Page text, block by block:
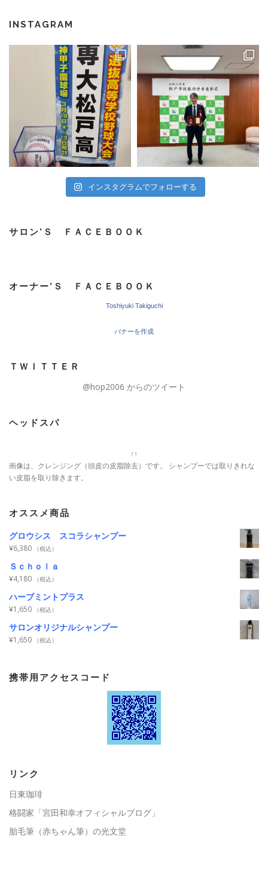
INSTAGRAM
インスタグラムでフォローする
サロン’Ｓ ＦＡＣＥＢＯＯＫ
オーナー’Ｓ ＦＡＣＥＢＯＯＫ
Toshiyuki Takiguchi
バナーを作成
ＴＷＩＴＴＥＲ
@hop2006 からのツイート
ヘッドスパ
↑↑
画像は、クレンジング（頭皮の皮脂除去）です。 シャンプーでは取りきれな
い皮脂を取り除きます。
オススメ商品
グロウシス スコラシャンプー
¥6,380 （税込）
Ｓｃｈｏｌａ
¥4,180 （税込）
ハーブミントプラス
¥1,650 （税込）
サロンオリジナルシャンプー
¥1,650 （税込）
携帯用アクセスコード
リンク
日東珈琲
格闘家「宮田和幸オフィシャルブログ」
胎毛筆（赤ちゃん筆）の光文堂